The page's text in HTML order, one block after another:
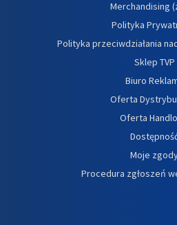
Merchandising
Polityka
Polityka przeciwdziałania
Sklep TVP
Biuro
Oferta
Oferta
Moje
Procedura zgłoszeń